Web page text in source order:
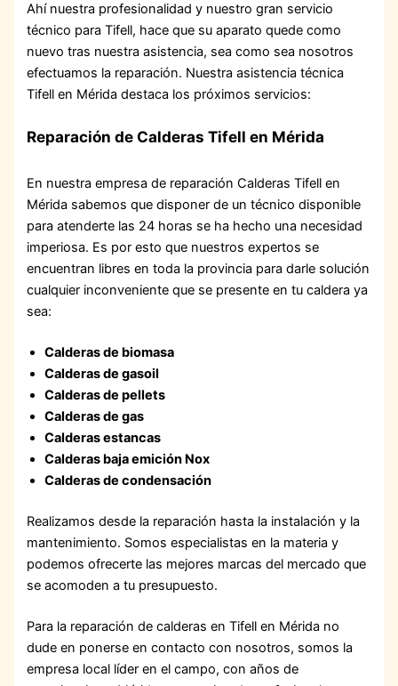
Ahí nuestra profesionalidad y nuestro gran servicio
técnico para Tifell, hace que su aparato quede como
nuevo tras nuestra asistencia, sea como sea nosotros
efectuamos la reparación. Nuestra asistencia técnica
Tifell en Mérida destaca los próximos servicios:
Reparación de Calderas Tifell en Mérida
En nuestra empresa de reparación Calderas Tifell en
Mérida sabemos que disponer de un técnico disponible
para atenderte las 24 horas se ha hecho una necesidad
imperiosa. Es por esto que nuestros expertos se
encuentran libres en toda la provincia para darle solución
cualquier inconveniente que se presente en tu caldera ya
sea:
Calderas de biomasa
Calderas de gasoil
Calderas de pellets
Calderas de gas
Calderas estancas
Calderas baja emición Nox
Calderas de condensación
Realizamos desde la reparación hasta la instalación y la
mantenimiento. Somos especialistas en la materia y
podemos ofrecerte las mejores marcas del mercado que
se acomoden a tu presupuesto.
Para la reparación de calderas en Tifell en Mérida no
dude en ponerse en contacto con nosotros, somos la
empresa local líder en el campo, con años de